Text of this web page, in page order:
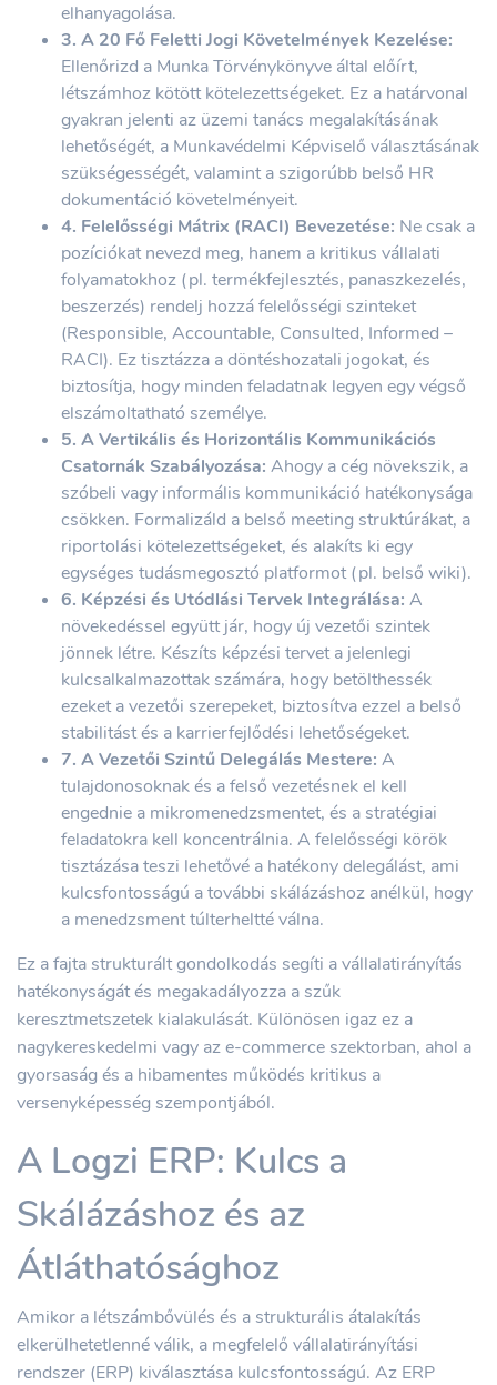
elhanyagolása.
3. A 20 Fő Feletti Jogi Követelmények Kezelése:
Ellenőrizd a Munka Törvénykönyve által előírt,
létszámhoz kötött kötelezettségeket. Ez a határvonal
gyakran jelenti az üzemi tanács megalakításának
lehetőségét, a Munkavédelmi Képviselő választásának
szükségességét, valamint a szigorúbb belső HR
dokumentáció követelményeit.
4. Felelősségi Mátrix (RACI) Bevezetése: Ne csak a
pozíciókat nevezd meg, hanem a kritikus vállalati
folyamatokhoz (pl. termékfejlesztés, panaszkezelés,
beszerzés) rendelj hozzá felelősségi szinteket
(Responsible, Accountable, Consulted, Informed –
RACI). Ez tisztázza a döntéshozatali jogokat, és
biztosítja, hogy minden feladatnak legyen egy végső
elszámoltatható személye.
5. A Vertikális és Horizontális Kommunikációs
Csatornák Szabályozása: Ahogy a cég növekszik, a
szóbeli vagy informális kommunikáció hatékonysága
csökken. Formalizáld a belső meeting struktúrákat, a
riportolási kötelezettségeket, és alakíts ki egy
egységes tudásmegosztó platformot (pl. belső wiki).
6. Képzési és Utódlási Tervek Integrálása: A
növekedéssel együtt jár, hogy új vezetői szintek
jönnek létre. Készíts képzési tervet a jelenlegi
kulcsalkalmazottak számára, hogy betölthessék
ezeket a vezetői szerepeket, biztosítva ezzel a belső
stabilitást és a karrierfejlődési lehetőségeket.
7. A Vezetői Szintű Delegálás Mestere: A
tulajdonosoknak és a felső vezetésnek el kell
engednie a mikromenedzsmentet, és a stratégiai
feladatokra kell koncentrálnia. A felelősségi körök
tisztázása teszi lehetővé a hatékony delegálást, ami
kulcsfontosságú a további skálázáshoz anélkül, hogy
a menedzsment túlterheltté válna.
Ez a fajta strukturált gondolkodás segíti a vállalatirányítás
hatékonyságát és megakadályozza a szűk
keresztmetszetek kialakulását. Különösen igaz ez a
nagykereskedelmi vagy az e-commerce szektorban, ahol a
gyorsaság és a hibamentes működés kritikus a
versenyképesség szempontjából.
A Logzi ERP: Kulcs a
Skálázáshoz és az
Átláthatósághoz
Amikor a létszámbővülés és a strukturális átalakítás
elkerülhetetlenné válik, a megfelelő vállalatirányítási
rendszer (ERP) kiválasztása kulcsfontosságú. Az ERP